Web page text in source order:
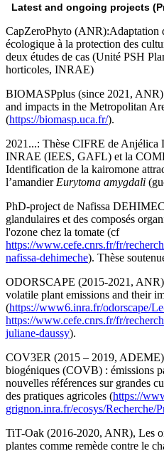
Latest and ongoing projects
CapZeroPhyto (ANR):Adaptation
écologique à la protection des
deux études de cas (Unité PSH
horticoles, INRAE)
BIOMASPplus (since 2021,
and impacts in the Metropolitan
(https://biomasp.uca.fr/).
2021...: Thèse CIFRE de
INRAE (IEES, GAFL) et la
Identification de la kairomone
l’amandier Eurytoma amygdali
PhD-project de Nafissa
glandulaires et des composés
l'ozone chez la tomate (cf
https://www.cefe.cnrs.fr/fr/
nafissa-dehimeche). Thèse
ODORSCAPE (2015-2021,
volatile plant emissions and their
(https://www6.inra.fr/odorscape/
https://www.cefe.cnrs.fr/fr/
juliane-daussy).
COV3ER (2015 – 2019,
biogéniques (COVB) : émissions
nouvelles références sur grandes
des pratiques agricoles (https://
grignon.inra.fr/ecosys/Recherche/
TiT-Oak (2016-2020, ANR), Les
plantes comme remède contre le